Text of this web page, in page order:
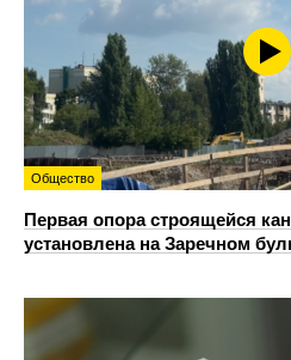
Общество
Первая опора строящейся
установлена на Заречном